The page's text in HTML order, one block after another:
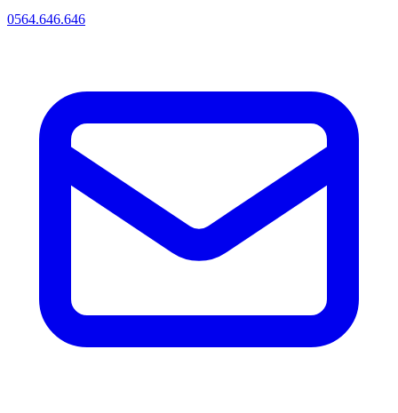
0564.646.646